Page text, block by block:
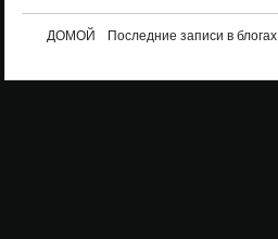
ДОМОЙ Последние записи в блогах